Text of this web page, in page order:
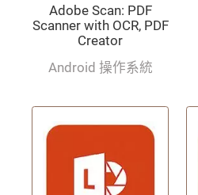
Adobe Scan: PDF
Scanner with OCR, PDF
Creator
Android 操作系統